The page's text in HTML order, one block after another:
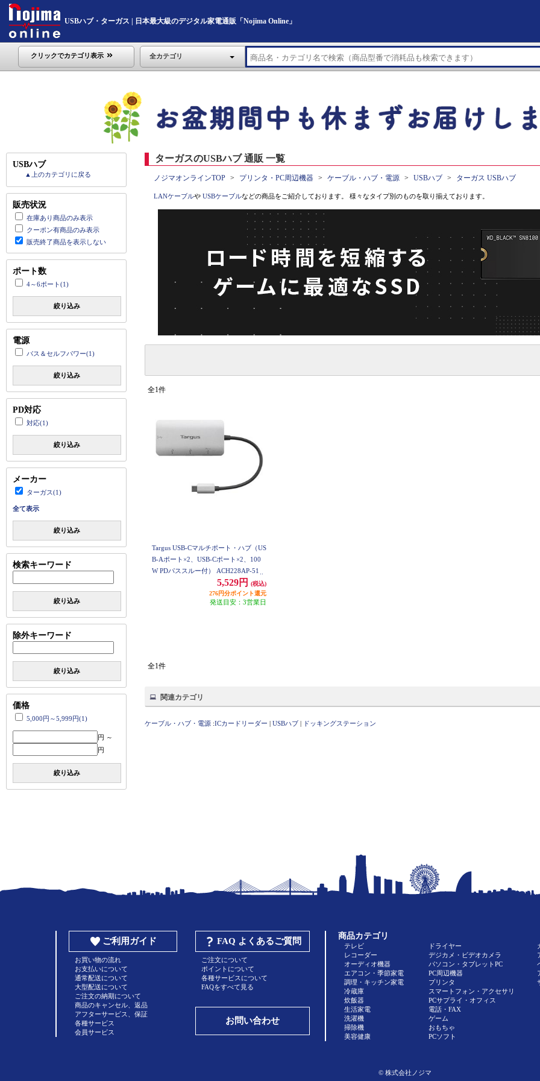
USBハブ・ターガス | 日本最大級のデジタル家電通販「Nojima Online」
クリックでカテゴリ表示 全カテゴリ
USBハブ
▲上のカテゴリに戻る
販売状況
在庫あり商品のみ表示
クーポン有商品のみ表示
販売終了商品を表示しない
ポート数
4～6ポート(1)
絞り込み
電源
バス＆セルフパワー(1)
絞り込み
PD対応
対応(1)
絞り込み
メーカー
ターガス(1)
全て表示
絞り込み
検索キーワード
絞り込み
除外キーワード
絞り込み
価格
5,000円～5,999円(1)
円 ～
円
絞り込み
ターガスのUSBハブ 通販 一覧
ノジマオンラインTOP プリンタ・PC周辺機器 ケーブル・ハブ・電源 USBハブ ターガス USBハブ
LANケーブルや USBケーブルなどの商品をご紹介しております。 様々なタイプ別のものを取り揃えております。
全1件
Targus USB-Cマルチポート・ハブ（US
B-Aポート×2、USB-Cポート×2、100
W PDパススルー付） ACH228AP-51
5,529円
(税込)
276円分ポイント還元
発送目安：3営業日
全1件
関連カテゴリ
ケーブル・ハブ・電源 :ICカードリーダー | USBハブ | ドッキングステーション
ご利用ガイド
お買い物の流れ
お支払いについて
通常配送について
大型配送について
ご注文の納期について
商品のキャンセル、返品
アフターサービス、保証
各種サービス
会員サービス
FAQ よくあるご質問
ご注文について
ポイントについて
各種サービスについて
FAQをすべて見る
お問い合わせ
商品カテゴリ
テレビ
レコーダー
オーディオ機器
エアコン・季節家電
調理・キッチン家電
冷蔵庫
炊飯器
生活家電
洗濯機
掃除機
美容健康
ドライヤー
デジカメ・ビデオカメラ
パソコン・タブレットPC
PC周辺機器
プリンタ
スマートフォン・アクセサリ
PCサプライ・オフィス
電話・FAX
ゲーム
おもちゃ
PCソフト
© 株式会社ノジマ